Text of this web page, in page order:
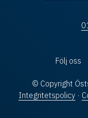
Följ oss
© Copyright
Integritetspolicy ·